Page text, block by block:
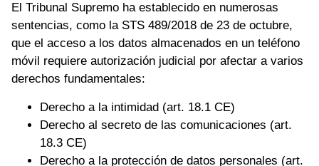
El Tribunal Supremo ha establecido en numerosas
sentencias, como la STS 489/2018 de 23 de octubre,
que el acceso a los datos almacenados en un teléfono
móvil requiere autorización judicial por afectar a varios
derechos fundamentales:
Derecho a la intimidad (art. 18.1 CE)
Derecho al secreto de las comunicaciones (art.
18.3 CE)
Derecho a la protección de datos personales (art.